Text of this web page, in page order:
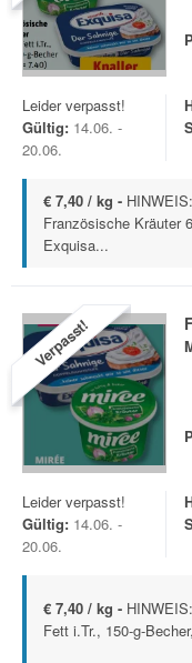
Leider verpasst!
Gültig: 14.06. -
20.06.
€ 7,40 / kg -
Französische Kräuter
Exquisa...
Verpasst!
Leider verpasst!
Gültig: 14.06. -
20.06.
€ 7,40 / kg -
Fett i.Tr., 150-g-